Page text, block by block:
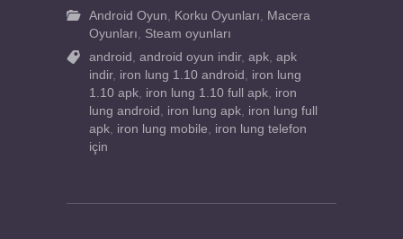
Android Oyun
Korku Oyunları
Macera
Oyunları
Steam oyunları
android
android oyun indir, apk apk
indir, iron lung 1.10 android
iron lung
1.10 apk iron lung 1.10 full apk iron
lung android
iron lung apk iron lung full
apk iron lung mobile
iron lung telefon
için